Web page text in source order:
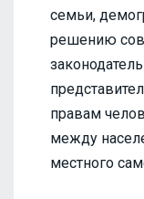
семьи,
решению
правам
между
местного